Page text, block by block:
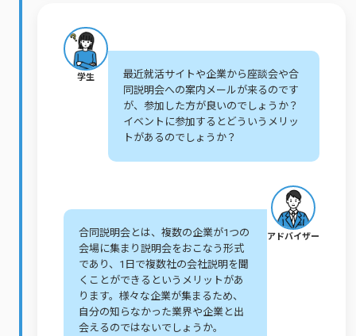
学生
最近就活サイトや企業から座談会や合
同説明会への案内メールが来るのです
が、参加した方が良いのでしょうか？
イベントに参加するとどういうメリッ
トがあるのでしょうか？
アドバイザー
合同説明会とは、複数の企業が1つの
会場に集まり説明会をおこなう形式
であり、1日で複数社の会社説明を聞
くことができるというメリットがあ
ります。様々な企業が集まるため、
自分の知らなかった業界や企業と出
会えるのではないでしょうか。